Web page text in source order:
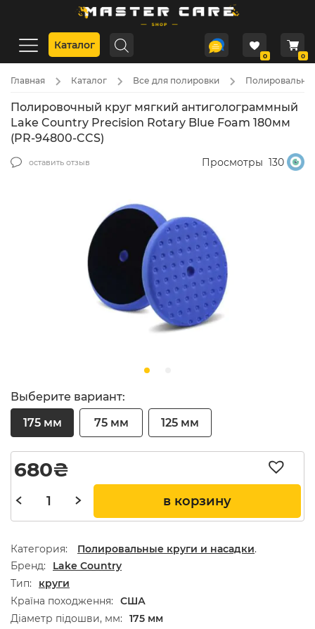
Каталог
0 0
Главная Каталог Все для полировки
Полировочный круг мягкий антиголограммный
Lake Country Precision Rotary Blue Foam 180мм
(PR-94800-CCS)
оставить отзыв Просмотры 130
Выберите вариант:
175 мм
75 мм 125 мм
680₴
в корзину
Категория: Полировальные круги и насадки.
Бренд
Lake Country
Тип
круги
Країна походження
США
Діаметр підошви, мм
175 мм